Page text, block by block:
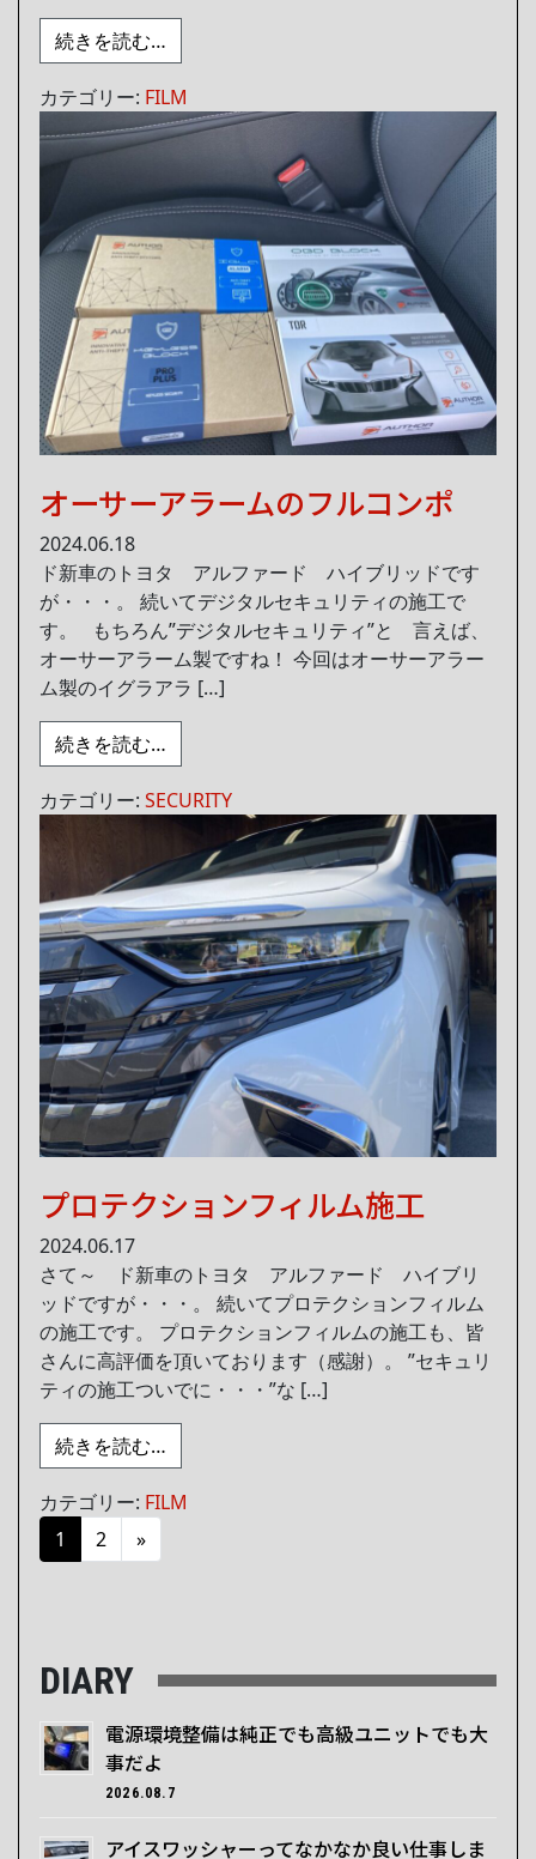
続きを読む…
カテゴリー: FILM
オーサーアラームのフルコンポ
2024.06.18
ド新車のトヨタ アルファード ハイブリッドです
が・・・。 続いてデジタルセキュリティの施工で
す。 もちろん”デジタルセキュリティ”と 言えば、
オーサーアラーム製ですね！ 今回はオーサーアラー
ム製のイグラアラ […]
続きを読む…
カテゴリー: SECURITY
プロテクションフィルム施工
2024.06.17
さて～ ド新車のトヨタ アルファード ハイブリ
ッドですが・・・。 続いてプロテクションフィルム
の施工です。 プロテクションフィルムの施工も、皆
さんに高評価を頂いております（感謝）。 ”セキュリ
ティの施工ついでに・・・”な […]
続きを読む…
カテゴリー: FILM
投稿ナビゲーション
1 2 »
DIARY
電源環境整備は純正でも高級ユニットでも大
事だよ
2026.08.7
アイスワッシャーってなかなか良い仕事しま